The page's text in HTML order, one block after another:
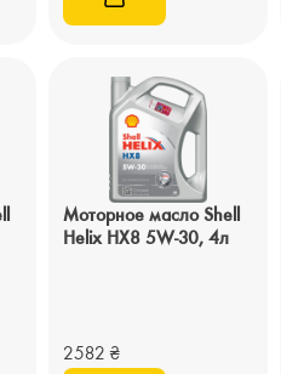
Моторное масло Shell
Helix HX8 5W-30, 4л
2582 ₴